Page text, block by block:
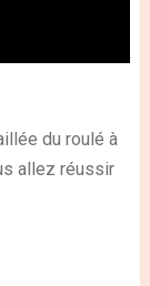
du roulé à
allez réussir